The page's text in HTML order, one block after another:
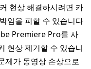
현상 해결하시려면 카
임을 피할 수 있습니다
Premiere Pro를 사
현상 제거할 수 있습니
제가 동영상 손상으로